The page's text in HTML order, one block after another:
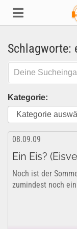
Schlagworte:
Kategorie:
08.09.09
Ein Eis?
Noch ist der
zumindest noch